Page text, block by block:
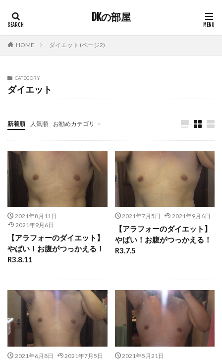
DKの部屋
HOME ダイエット (ページ2)
CATEGORY
ダイエット
新着順 人気順 お勧めカテゴリ
サーバー
2021年8月11日
2021年9月6日
【アラフォーのダイエット】
やばい！お腹がつっかえる！
R3.8.11
2021年7月5日 2021年9月6日
【アラフォーのダイエット】
やばい！お腹がつっかえる！
R3.7.5
2021年6月8日 2021年7月5日 2021年5月21日